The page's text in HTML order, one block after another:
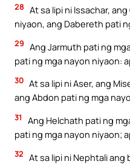
28 At sa lipi ni Issachar,
niyaon, ang Dabereth pati
29 Ang Jarmuth pati ng
pati ng mga nayon niyaon:
30 At sa lipi ni Aser, ang
ang Abdon pati ng mga
31
Ang Helchath pati ng
pati ng mga nayon niyaon;
32 At sa lipi ni Nephtali ang